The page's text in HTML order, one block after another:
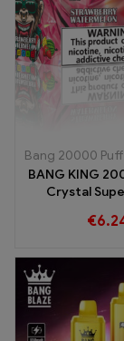
Bang 20000
BANG KING
Crystal
Coil
€